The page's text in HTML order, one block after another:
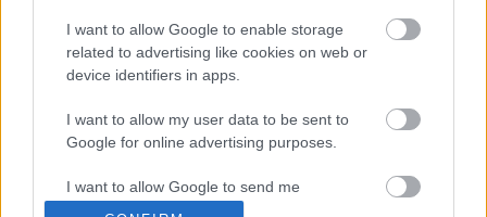
I want to allow Google to enable storage
related to advertising like cookies on web or
device identifiers in apps.
I want to allow my user data to be sent to
Google for online advertising purposes.
I want to allow Google to send me
Navigator•2010. szeptember 17.
Azt hiszem, a gondolat minden kellően megfertőzött
(értsd: dilis, más szóval teljesen normális) vitorlázó
fejében megfordul legalább egyszer. Például, ha
elolvassa tegnapi cikkünket. Vagy ha éppen Fa
Nándiék könyvét olvasgatja. Vagy Verne Gyuláét. De
azután ráébred az ember,…